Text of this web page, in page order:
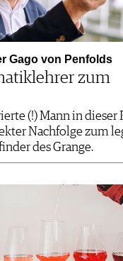
Gago von Penfolds
zum
(!) Mann in
Nachfolge zum
des Grange.